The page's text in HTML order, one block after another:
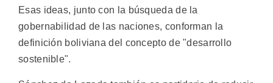
Esas ideas, junto con la búsqueda de la
gobernabilidad de las naciones, conforman la
definición boliviana del concepto de "desarrollo
sostenible".